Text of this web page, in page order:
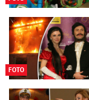
FOTO